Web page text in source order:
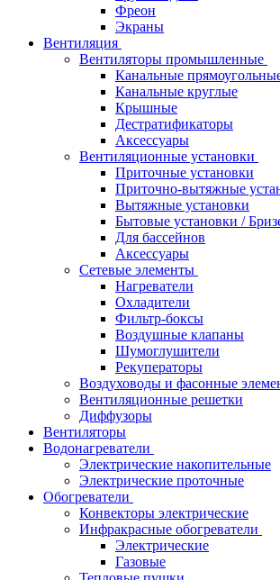
Фреон
Экраны
Вентиляция
Вентиляторы промышленные
Канальные
Канальные круглые
Крышные
Дестратификаторы
Аксессуары
Вентиляционные установки
Приточные установки
Приточно-вытяжные
Вытяжные установки
Бытовые установки /
Для бассейнов
Аксессуары
Сетевые элементы
Нагреватели
Охладители
Фильтр-боксы
Воздушные клапаны
Шумоглушители
Рекуператоры
Воздуховоды и фасонные
Вентиляционные решетки
Диффузоры
Вентиляторы
Водонагреватели
Электрические накопительные
Электрические проточные
Обогреватели
Конвекторы электрические
Инфракрасные обогреватели
Электрические
Газовые